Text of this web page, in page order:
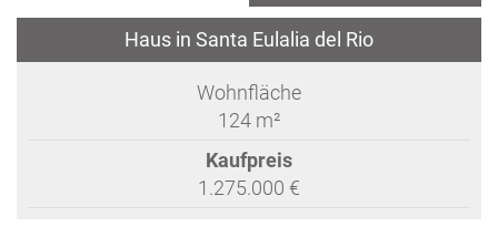
Haus in Santa Eulalia del Rio
Wohnfläche
124 m²
Kaufpreis
1.275.000 €